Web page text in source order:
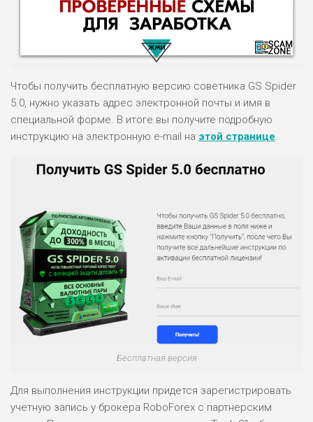
НАЗВАНИЕ ОБЗОР
РИСКИ: НИЗКИЕ
ДОХОД: ВЫСОКИЙ
БЮДЖЕТ: ВЫСОКИЙ
ОБЗОР
ЛЮБИТЕЛЯ
РИСКИ: СРЕДНИЕ
ДОХОД: ВЫСОКИЙ
ОБЗОР
ПОДОЙДЕТ
ВСЕМ
Чтобы получить бесплатную версию советника GS Spider
5.0, нужно указать адрес электронной почты и имя в
специальной форме. В итоге вы получите подробную
инструкцию на электронную e-mail на этой странице.
Бесплатная версия
Для выполнения инструкции придется зарегистрировать
учетную запись у брокера RoboForex с партнерским